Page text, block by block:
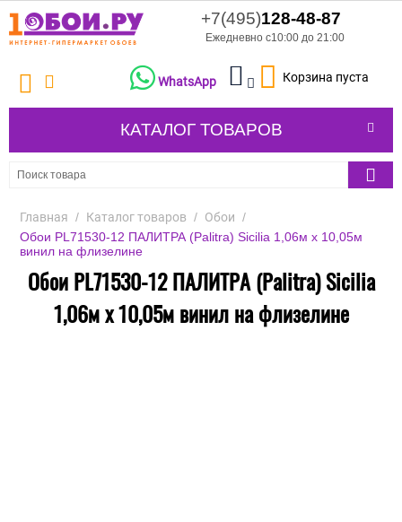
+7(495)128-48-87
Ежедневно с10:00 до 21:00
Корзина пуста
WhatsApp
КАТАЛОГ ТОВАРОВ
Главная / Каталог товаров / Обои /
Обои PL71530-12 ПАЛИТРА (Palitra) Sicilia 1,06м х 10,05м
винил на флизелине
Обои PL71530-12 ПАЛИТРА (Palitra) Sicilia
1,06м х 10,05м винил на флизелине